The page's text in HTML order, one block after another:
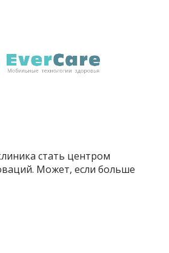
стать центром
Может, если больше